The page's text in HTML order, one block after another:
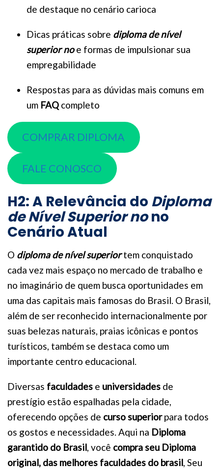
de destaque no cenário carioca
Dicas práticas sobre diploma de nível
superior noe formas de impulsionar sua
empregabilidade
Respostas para as dúvidas mais comuns em
um FAQ completo
COMPRAR DIPLOMA
FALE CONOSCO
H2: A Relevância do Diploma
de Nível Superior nono
Cenário Atual
O diploma de nível superiortem conquistado
cada vez mais espaço no mercado de trabalho e
no imaginário de quem busca oportunidades em
uma das capitais mais famosas do Brasil. O Brasil,
além de ser reconhecido internacionalmente por
suas belezas naturais, praias icônicas e pontos
turísticos, também se destaca como um
importante centro educacional.
Diversas faculdades e universidades de
prestígio estão espalhadas pela cidade,
oferecendo opções de curso superiorpara todos
os gostos e necessidades. Aqui na Diploma
garantido do Brasil, você compra seu Diploma
original, das melhores faculdades do brasil, Seu